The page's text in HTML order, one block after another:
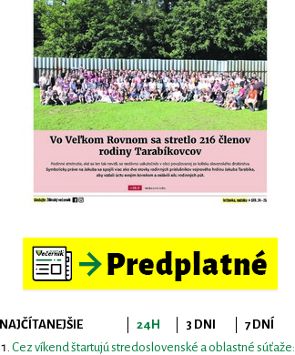
NAJČÍTANEJŠIE 24H 3 DNI
7 DNÍ
Cez víkend štartujú stredoslovenské a oblastné súťaže: